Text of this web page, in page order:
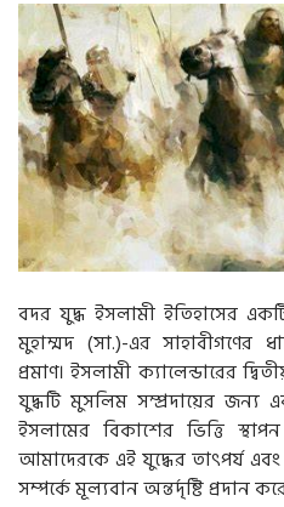
i
o
n
বদর যুদ্ধ ইসলামী ইতিহাসের
মুহাম্মদ (সা.)-এর সাহাবীগণের
প্রমাণ। ইসলামী ক্যালেন্ডারের
যুদ্ধটি মুসলিম সম্প্রদায়ের জন্য
ইসলামের বিকাশের ভিত্তি
আমাদেরকে এই যুদ্ধের তাৎপর্য
সম্পর্কে মূল্যবান অন্তর্দৃষ্টি প্রদান